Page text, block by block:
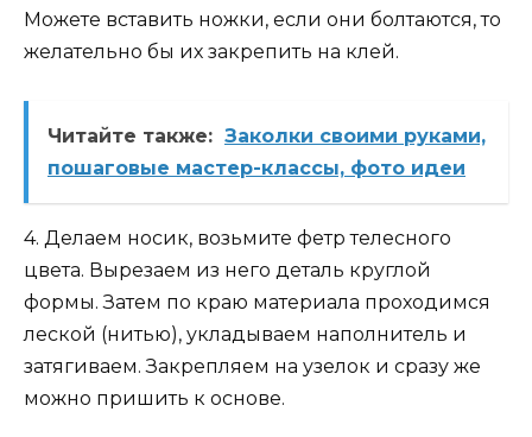
Можете вставить ножки, если они болтаются, то
желательно бы их закрепить на клей.
Читайте также: Заколки своими руками,
пошаговые мастер-классы, фото идеи
4. Делаем носик, возьмите фетр телесного
цвета. Вырезаем из него деталь круглой
формы. Затем по краю материала проходимся
леской (нитью), укладываем наполнитель и
затягиваем. Закрепляем на узелок и сразу же
можно пришить к основе.